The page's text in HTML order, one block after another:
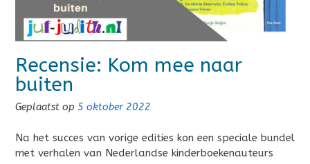
Recensie: Kom mee naar
buiten
Geplaatst op 5 oktober 2022
Na het succes van vorige edities kon een speciale bundel
met verhalen van Nederlandse kinderboekenauteurs